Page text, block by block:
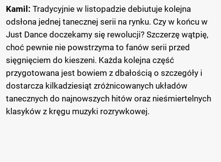
Kamil: Tradycyjnie w listopadzie debiutuje kolejna
odsłona jednej tanecznej serii na rynku. Czy w końcu w
Just Dance doczekamy się rewolucji? Szczerzę wątpię,
choć pewnie nie powstrzyma to fanów serii przed
sięgnięciem do kieszeni. Każda kolejna część
przygotowana jest bowiem z dbałością o szczegóły i
dostarcza kilkadziesiąt zróżnicowanych układów
tanecznych do najnowszych hitów oraz nieśmiertelnych
klasyków z kręgu muzyki rozrywkowej.